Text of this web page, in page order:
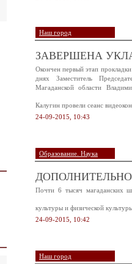
Наш город
ЗАВЕРШЕНА
Окончен первый этап
днях Заместитель
Магаданской области
Калугин провели сеанс
24-09-2015, 10:43
Образование. Наука
Почти 6 тысяч магаданских
культуры и физической
24-09-2015, 10:42
Наш город